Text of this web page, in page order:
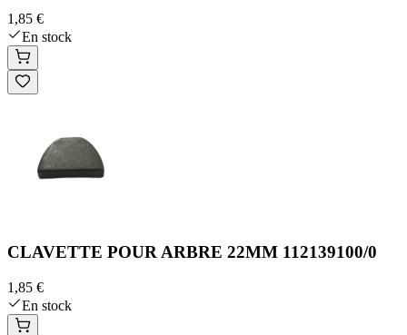
1,85 €
En stock
CLAVETTE POUR ARBRE 22MM 112139100/0
1,85 €
En stock